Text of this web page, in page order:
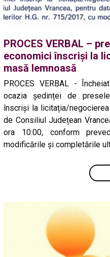
PROCES VERBAL –
economici înscriși la
masă lemnoasă
PROCES VERBAL -
ocazia ședinței de
înscriși la licitația/
de Consiliul Județean
ora 10:00, conform
modificările și completările